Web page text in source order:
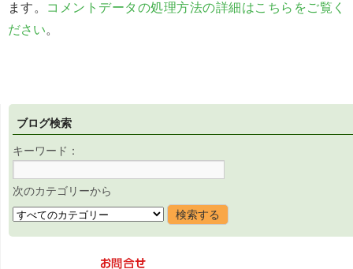
ます。 コメントデータの処理方法の詳細はこちらをご覧く
ださい。
ブログ検索
キーワード：
次のカテゴリーから